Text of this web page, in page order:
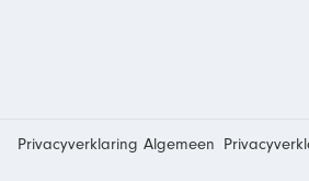
Privacyverklaring Algemeen